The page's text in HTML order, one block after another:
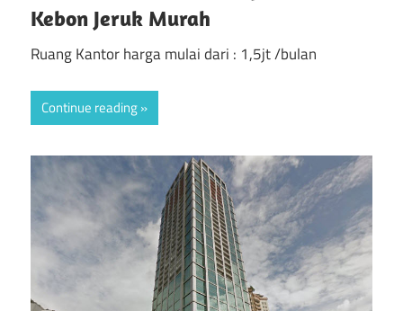
Kebon Jeruk Murah
Ruang Kantor harga mulai dari : 1,5jt /bulan
Continue reading